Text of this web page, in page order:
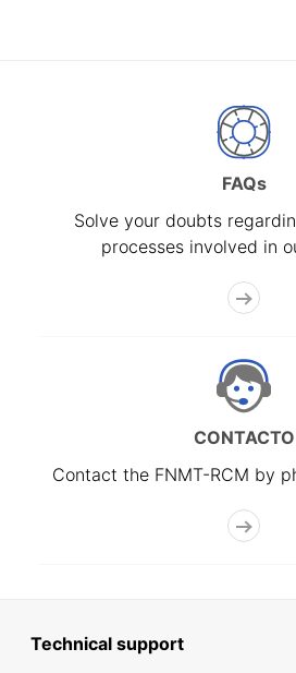
FAQs
Solve your doubts
processes involved in
CONTACTO
Contact the FNMT-RCM by
Technical support